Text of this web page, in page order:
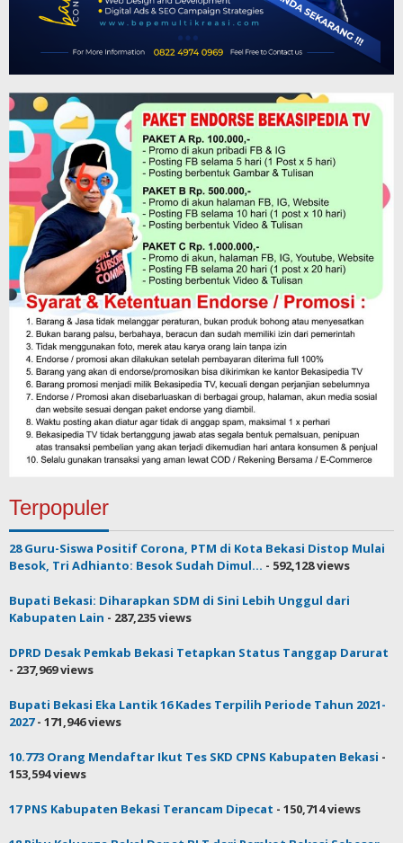
Terpopuler
28 Guru-Siswa Positif Corona, PTM di Kota Bekasi Distop Mulai
Besok, Tri Adhianto: Besok Sudah Dimul... - 592,128 views
Bupati Bekasi: Diharapkan SDM di Sini Lebih Unggul dari
Kabupaten Lain - 287,235 views
DPRD Desak Pemkab Bekasi Tetapkan Status Tanggap Darurat
- 237,969 views
Bupati Bekasi Eka Lantik 16 Kades Terpilih Periode Tahun 2021-
2027- 171,946 views
10.773 Orang Mendaftar Ikut Tes SKD CPNS Kabupaten Bekasi -
153,594 views
17 PNS Kabupaten Bekasi Terancam Dipecat - 150,714 views